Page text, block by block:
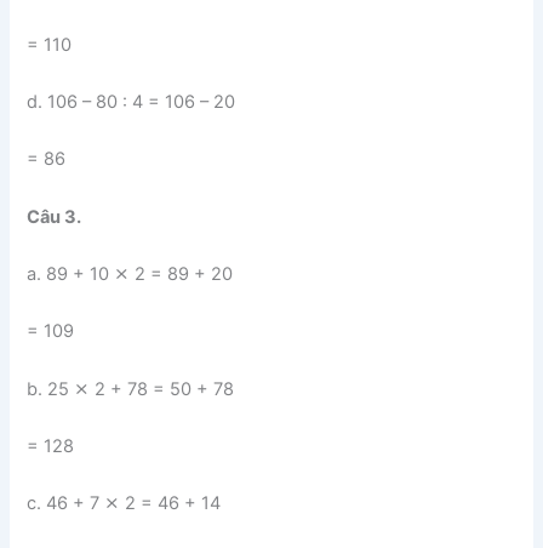
= 110
d. 106 – 80 : 4 = 106 – 20
= 86
Câu 3.
a. 89 + 10 ⨯ 2 = 89 + 20
= 109
b. 25 ⨯ 2 + 78 = 50 + 78
= 128
c. 46 + 7 ⨯ 2 = 46 + 14